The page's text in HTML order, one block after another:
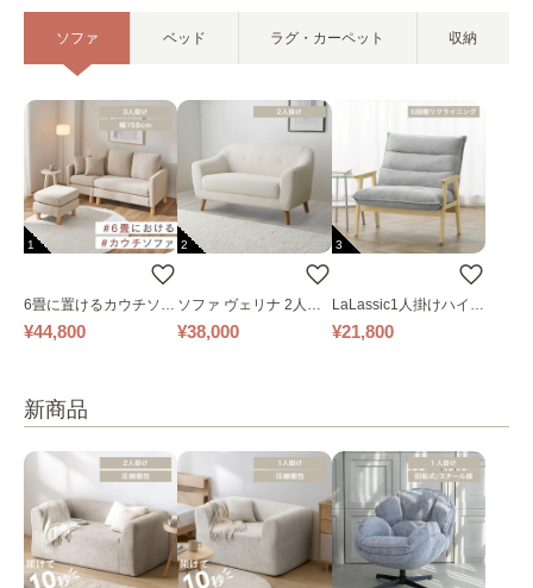
ソファ ベッド ラグ・カーペット 収納
1
6畳に置けるカウチソフ
ァ｜ベージュ
¥44,800
2
ソファ ヴェリナ 2人掛
け
¥38,000
3
LaLassic1人掛けハイバ
ックソファ ワイド
¥21,800
新商品